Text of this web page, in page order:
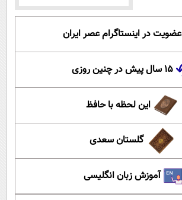
عضویت در اینستاگرام عصر ایران
۱۵ سال پیش در چنین روزی
این لحظه با حافظ
گلستان سعدی
آموزش زبان انگلیسی